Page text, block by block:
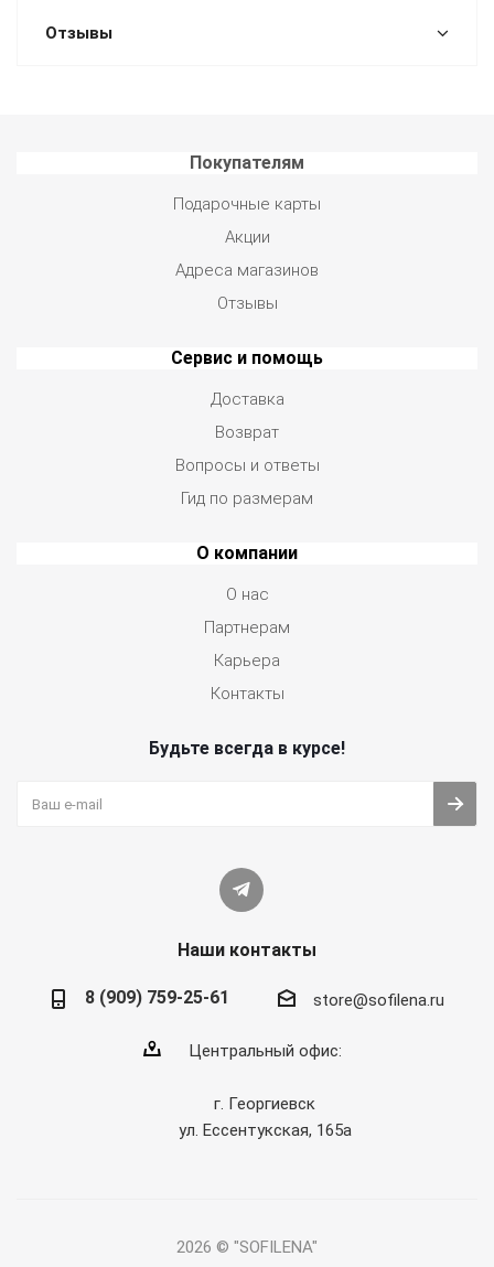
Отзывы
Покупателям
Подарочные карты
Акции
Адреса магазинов
Отзывы
Сервис и помощь
Доставка
Возврат
Вопросы и ответы
Гид по размерам
О компании
О нас
Партнерам
Карьера
Контакты
Будьте всегда в курсе!
Наши контакты
8 (909) 759-25-61 store@sofilena.ru
Центральный офис:
г. Георгиевск
ул. Ессентукская, 165а
2026 © "SOFILENA"